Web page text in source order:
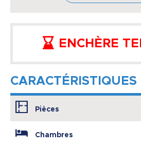
ENCHÈRE
CARACTÉRISTIQUES
Pièces
Chambres